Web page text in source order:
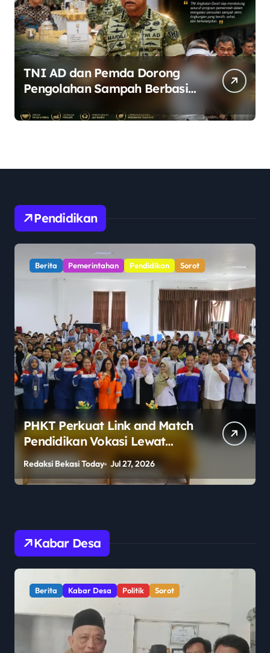
TNI AD dan Pemda Dorong
Pengolahan Sampah Berbasis
Pendidikan
Berita Pemerintahan Pendidikan Sorot
PHKT Perkuat Link and Match
Pendidikan Vokasi Lewat
Program Guru Tamu di SMKN
2 Penajam Paser Utara
Redaksi Bekasi Today Jul 27, 2026
Kabar Desa
Berita Kabar Desa Politik Sorot